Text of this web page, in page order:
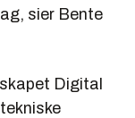
sier Bente
Digital